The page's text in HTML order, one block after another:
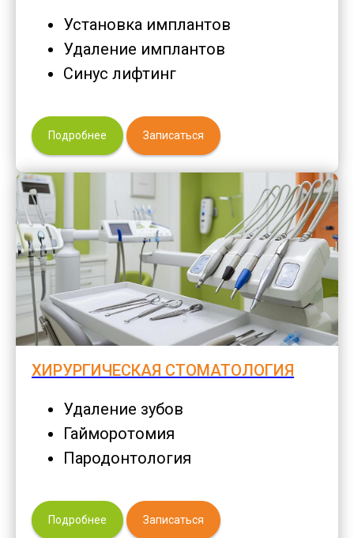
Установка имплантов
Удаление имплантов
Синус лифтинг
Подробнее Записаться
ХИРУРГИЧЕСКАЯ СТОМАТОЛОГИЯ
Удаление зубов
Гайморотомия
Пародонтология
Подробнее Записаться